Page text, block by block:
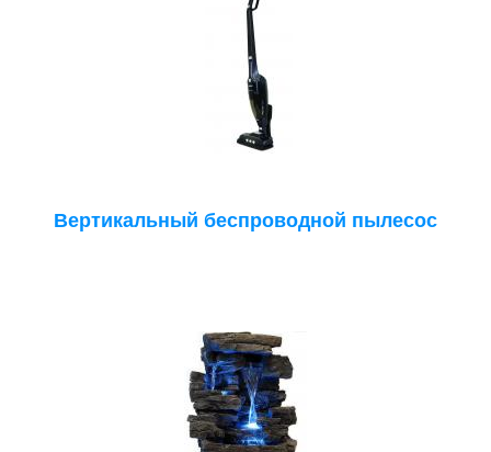
Вертикальный беспроводной пылесос